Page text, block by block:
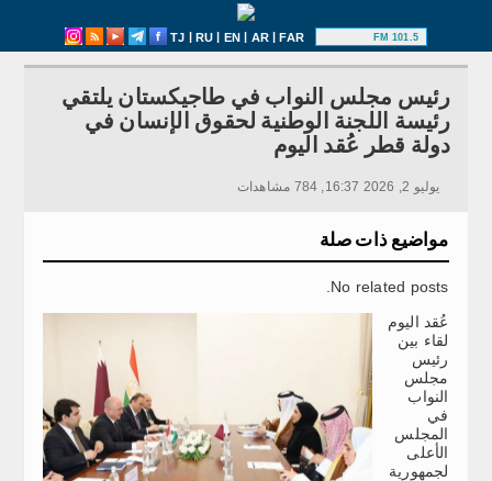
TJ | RU | EN | AR|FAR 101.5 FM
رئيس مجلس النواب في طاجيكستان يلتقي
رئيسة اللجنة الوطنية لحقوق الإنسان في
دولة قطر عُقد اليوم
يوليو 2, 2026 16:37, 784 مشاهدات
مواضيع ذات صلة
No related posts.
عُقد اليوم
لقاء بين
رئيس
مجلس
النواب
في
المجلس
الأعلى
لجمهورية